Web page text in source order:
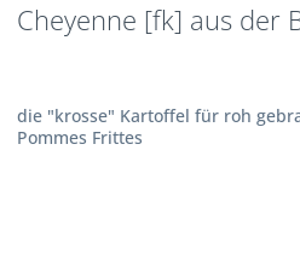
Cheyenne [fk] aus der
die "krosse" Kartoffel für roh
Pommes Frittes